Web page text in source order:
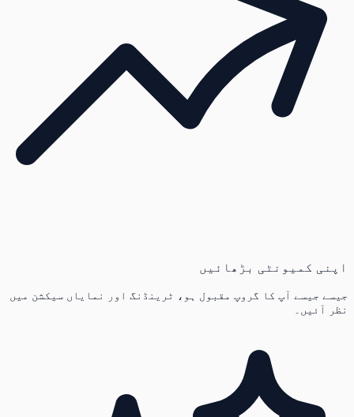
اپنی کمیونٹی بڑھائیں
جیسے جیسے آپ کا گروپ مقبول ہو، ٹرینڈنگ اور نمایاں سیکشن میں
نظر آئیں۔